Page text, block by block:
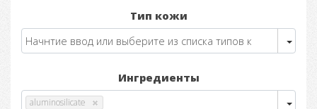
Тип кожи
Ингредиенты
aluminosilicate